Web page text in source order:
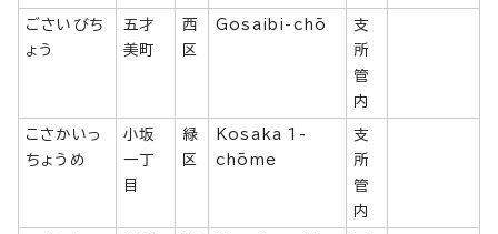
ごさいびち
ょう
五才
美町
西
区
Gosaibi-chō
支
所
管
内
こさかいっ
ちょうめ
小坂
一丁
目
緑
区
Kosaka 1-
chōme
支
所
管
内